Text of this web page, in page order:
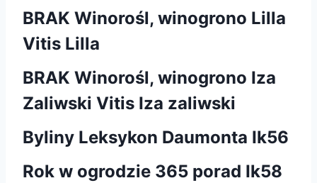
BRAK Winorośl, winogrono Lilla
Vitis Lilla
BRAK Winorośl, winogrono Iza
Zaliwski Vitis Iza zaliwski
Byliny Leksykon Daumonta Ik56
Rok w ogrodzie 365 porad Ik58